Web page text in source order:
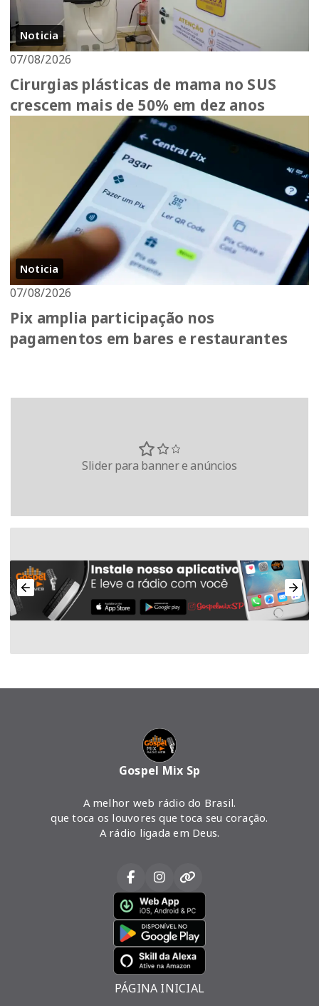
Noticia
07/08/2026
Cirurgias plásticas de mama no SUS
crescem mais de 50% em dez anos
Noticia
07/08/2026
Pix amplia participação nos
pagamentos em bares e restaurantes
Slider para banner e anúncios
Gospel Mix Sp
A melhor web rádio do Brasil.
que toca os louvores que toca seu coração.
A rádio ligada em Deus.
PÁGINA INICIAL